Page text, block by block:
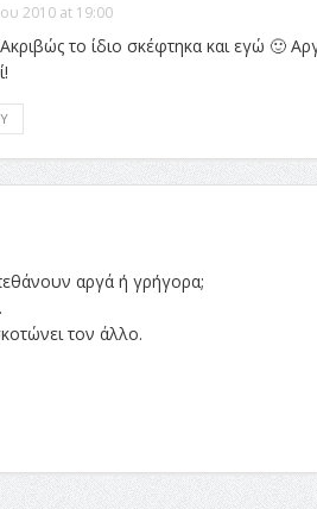
2010 at 19:00
το ίδιο σκέφτηκα και εγώ 🙂
αργά ή γρήγορα;
τον άλλο.